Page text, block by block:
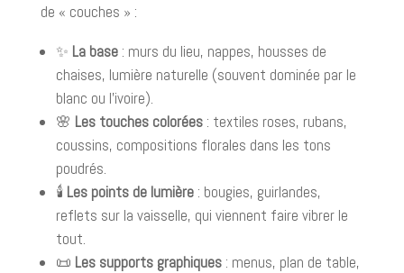
de « couches » :
✨ La base: murs du lieu, nappes, housses de
chaises, lumière naturelle (souvent dominée par le
blanc ou l’ivoire).
🌸 Les touches colorées: textiles roses, rubans,
coussins, compositions florales dans les tons
poudrés.
🕯️ Les points de lumière: bougies, guirlandes,
reflets sur la vaisselle, qui viennent faire vibrer le
tout.
📜 Les supports graphiques: menus, plan de table,